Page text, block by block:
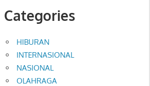
Categories
HIBURAN
INTERNASIONAL
NASIONAL
OLAHRAGA